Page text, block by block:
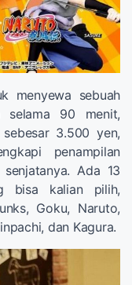
menyewa sebuah
selama 90 menit,
3.500 yen,
penampilan
Ada 13
bisa kalian pilih,
Goku, Naruto,
dan Kagura.